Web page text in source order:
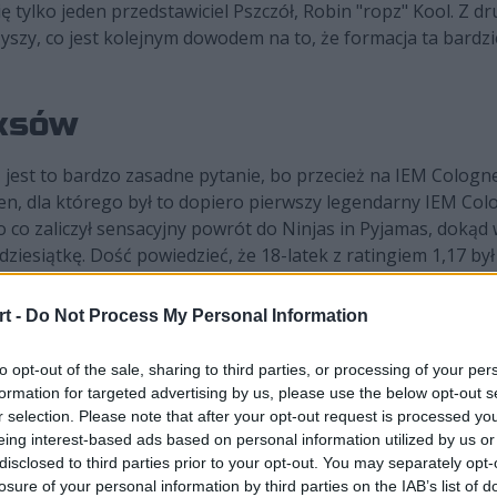
- Do Not Process My Personal Information
opt-out of the sale, sharing to third parties, or processing of your
for targeted advertising by us, please use the below opt-out
selection. Please note that after your opt-out request is processed
interest-based ads based on personal information utilized by us
to third parties prior to your opt-out. You may separately
of your personal information by third parties on the IAB’s list of
tylko jeden przedstawiciel Pszczół, Robin "ropz" Kool. Z
co jest kolejnym dowodem na to, że formacja ta
to bardzo zasadne pytanie, bo przecież na IEM
dla którego był to dopiero pierwszy legendarny IEM
zaliczył sensacyjny powrót do Ninjas in Pyjamas, dokąd
Dość powiedzieć, że 18-latek z ratingiem 1,17
całego turnieju! Na jego tle o wiele słabiej spisali się
z Nadrenii Północnej-Westfalii wylatywał z wynikiem
jak na IGL-a był to rating bynajmniej nie powalający
Cologne 2025 oraz polscy